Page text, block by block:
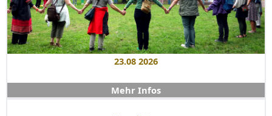
23.08 2026
Mehr Infos